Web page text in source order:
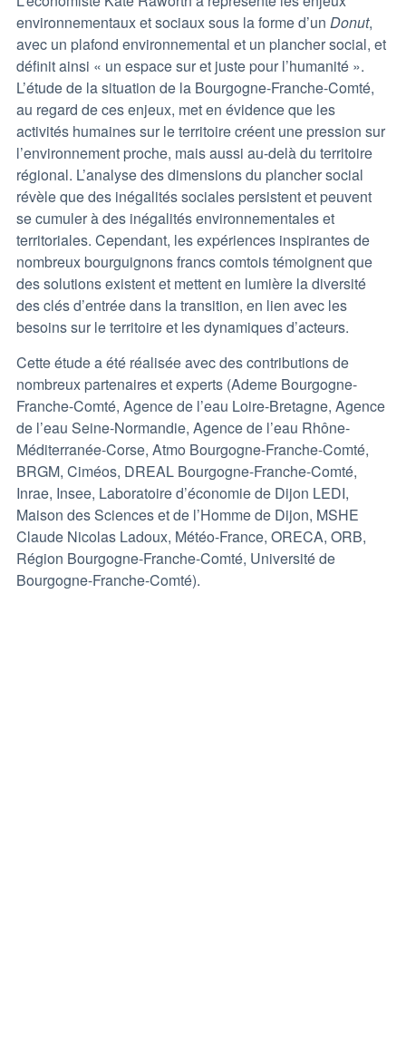
environnementaux et sociaux sous la forme d’un Donut,
avec un plafond environnemental et un plancher social, et
définit ainsi « un espace sur et juste pour l’humanité ».
L’étude de la situation de la Bourgogne-Franche-Comté,
au regard de ces enjeux, met en évidence que les
activités humaines sur le territoire créent une pression sur
l’environnement proche, mais aussi au-delà du territoire
régional. L’analyse des dimensions du plancher social
révèle que des inégalités sociales persistent et peuvent
se cumuler à des inégalités environnementales et
territoriales. Cependant, les expériences inspirantes de
nombreux bourguignons francs comtois témoignent que
des solutions existent et mettent en lumière la diversité
des clés d’entrée dans la transition, en lien avec les
besoins sur le territoire et les dynamiques d’acteurs.
Cette étude a été réalisée avec des contributions de
nombreux partenaires et experts (Ademe Bourgogne-
Franche-Comté, Agence de l’eau Loire-Bretagne, Agence
de l’eau Seine-Normandie, Agence de l’eau Rhône-
Méditerranée-Corse, Atmo Bourgogne-Franche-Comté,
BRGM, Ciméos, DREAL Bourgogne-Franche-Comté,
Inrae, Insee, Laboratoire d’économie de Dijon LEDI,
Maison des Sciences et de l’Homme de Dijon, MSHE
Claude Nicolas Ladoux, Météo-France, ORECA, ORB,
Région Bourgogne-Franche-Comté, Université de
Bourgogne-Franche-Comté).